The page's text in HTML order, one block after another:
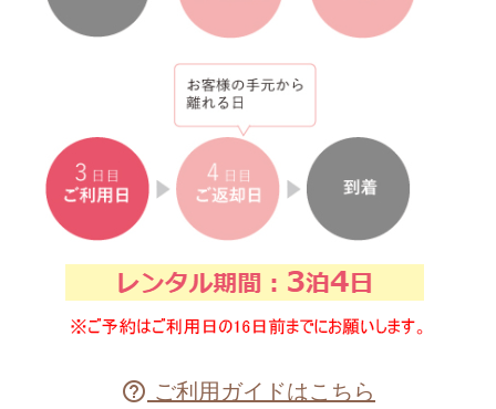
 ご利用ガイドはこちら